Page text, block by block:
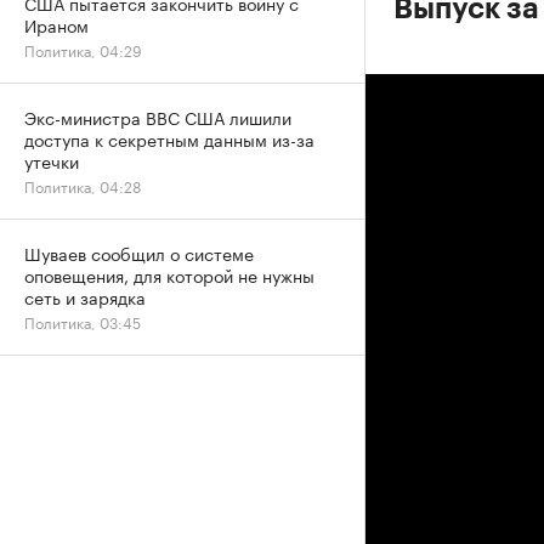
Выпуск
Ираном
Политика, 04:29
Экс-министра ВВС США лишили
доступа к секретным данным из-за
утечки
Политика, 04:28
Шуваев сообщил о системе
оповещения, для которой не нужны
сеть и зарядка
Политика, 03:45